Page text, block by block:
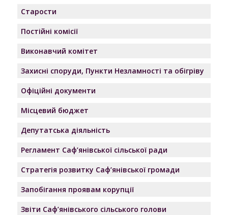
Старости
Постійні комісії
Виконавчий комітет
Захисні споруди, Пункти Незламності та обігріву
Офіційні документи
Місцевий бюджет
Депутатська діяльність
Регламент Саф’янівської сільської ради
Стратегія розвитку Саф’янівської громади
Запобігання проявам корупції
Звіти Саф’янівського сільського голови